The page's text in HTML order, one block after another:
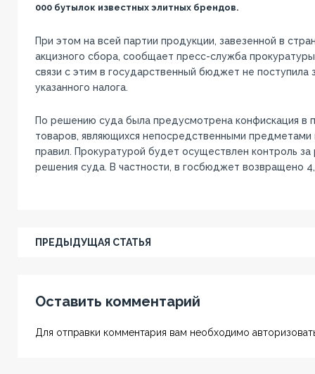
000 бутылок известных элитных брендов.
При этом на всей партии продукции, завезенной в
акцизного сбора, сообщает пресс-служба
связи с этим в государственный бюджет не поступила
указанного налога.
По решению суда была предусмотрена конфискация в
товаров, являющихся непосредственными
правил. Прокуратурой будет осуществлен контроль
решения суда. В частности, в госбюджет возвращено
ПРЕДЫДУЩАЯ СТАТЬЯ
Оставить комментарий
Для отправки комментария вам необходимо